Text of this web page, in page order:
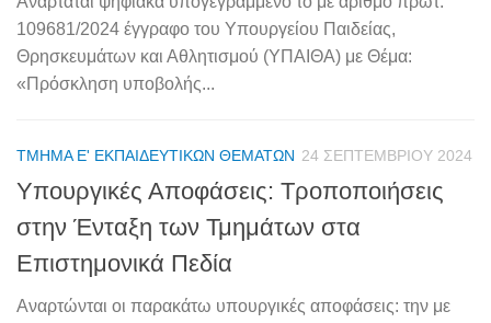
109681/2024 έγγραφο του Υπουργείου Παιδείας,
Θρησκευμάτων και Αθλητισμού (ΥΠΑΙΘΑ) με Θέμα:
«Πρόσκληση υποβολής...
ΤΜΉΜΑ Ε' ΕΚΠΑΙΔΕΥΤΙΚΏΝ ΘΕΜΆΤΩΝ 24 ΣΕΠΤΕΜΒΡΊΟΥ 2024
Υπουργικές Αποφάσεις: Τροποποιήσεις
στην Ένταξη των Τμημάτων στα
Επιστημονικά Πεδία
Αναρτώνται οι παρακάτω υπουργικές αποφάσεις: την με